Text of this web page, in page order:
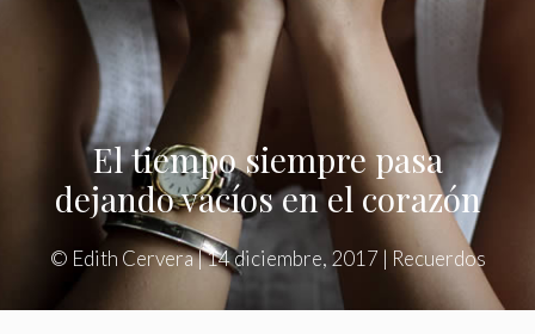
El tiempo siempre pasa
dejando vacíos en el corazón
© Edith Cervera|14 diciembre, 2017 | Recuerdos